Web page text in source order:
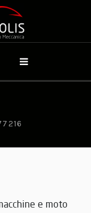
e moto